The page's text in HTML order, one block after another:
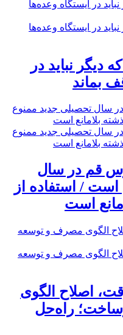
دیگر نباید در
بماند
قم در سال
/ استفاده از
است
اصلاح الگوی
راه‌حل